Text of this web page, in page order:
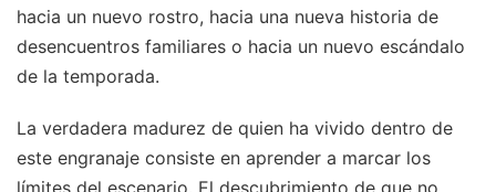
hacia un nuevo rostro, hacia una nueva historia de
desencuentros familiares o hacia un nuevo escándalo
de la temporada.
La verdadera madurez de quien ha vivido dentro de
este engranaje consiste en aprender a marcar los